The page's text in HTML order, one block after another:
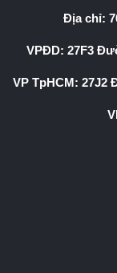
Địa chỉ:
VPĐD: 27F3
VP TpHCM: 27J2